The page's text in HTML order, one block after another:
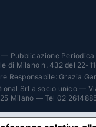
Pubblicazione Periodica
di Milano n. 432 del 22-
Responsabile: Grazia
Srl a socio unico —
Milano — Tel 02